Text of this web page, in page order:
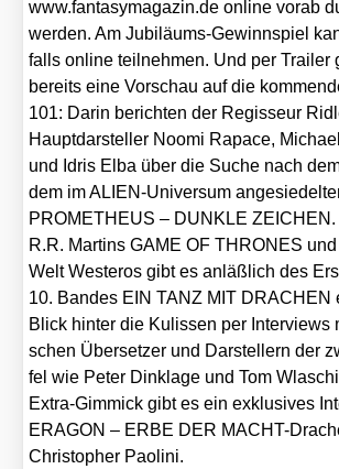
www​.fan​ta​sy​m​a​ga​zin​.de online vor­ab
wer­den. Am Jubi­lä­ums-Gewinn­spiel
falls online teil­neh­men. Und per Trai­ler
bereits eine Vor­schau auf die
101: Dar­in berich­ten der Regis­seur
Haupt­dar­stel­ler Noo­mi Rapace,
und Idris Elba über die Suche nach
dem im ALI­EN-Uni­ver­sum
PROMETHEUS – DUNKLE
R.R. Mar­tins GAME OF THRONES
Welt Wes­teros gibt es anläß­lich des
10. Ban­des EIN TANZ MIT DRACHEN
Blick hin­ter die Kulis­sen per Inter­views
schen Über­set­zer und Dar­stel­lern der
fel wie Peter Din­kla­ge und Tom
Extra-Gim­mick gibt es ein exklu­si­ves
ERAGON – ERBE DER MACHT-
Chris­to­pher Pao­li­ni.